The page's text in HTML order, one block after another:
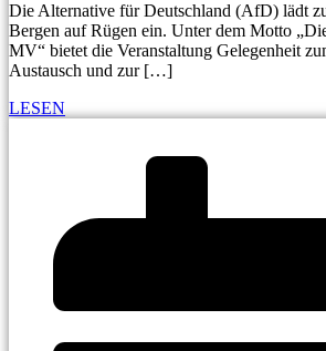
Die Alternative für Deutschland (AfD) lädt
Bergen auf Rügen ein. Unter dem Motto
MV“ bietet die Veranstaltung Gelegenheit
Austausch und zur […]
LESEN